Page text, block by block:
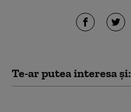
Te-ar putea interesa și: